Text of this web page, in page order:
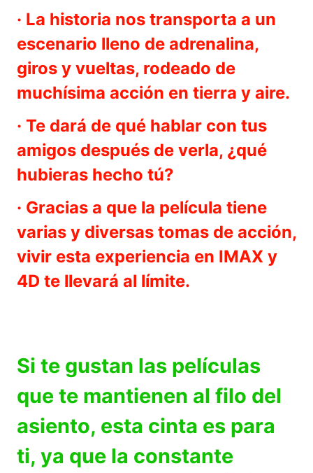
· La historia nos transporta a un
escenario lleno de adrenalina,
giros y vueltas, rodeado de
muchísima acción en tierra y aire.
· Te dará de qué hablar con tus
amigos después de verla, ¿qué
hubieras hecho tú?
· Gracias a que la película tiene
varias y diversas tomas de acción,
vivir esta experiencia en IMAX y
4D te llevará al límite.
Si te gustan las películas
que te mantienen al filo del
asiento, esta cinta es para
ti, ya que la constante